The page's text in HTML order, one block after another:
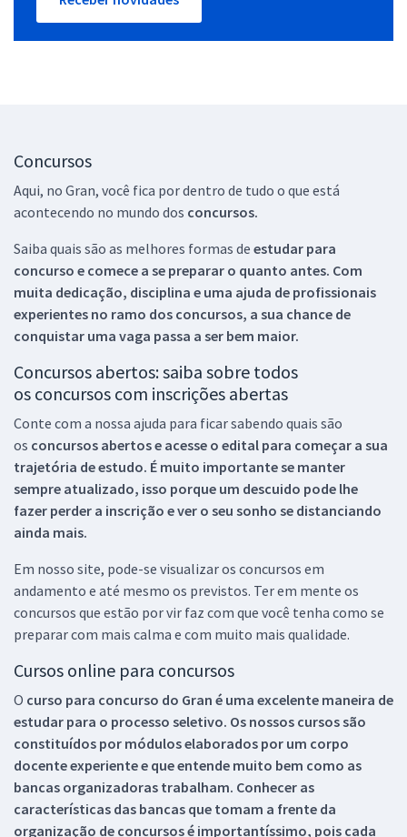
Concursos
Aqui, no Gran, você fica por dentro de tudo o que está
acontecendo no mundo dos concursos.
Saiba quais são as melhores formas de estudar para
concurso e comece a se preparar o quanto antes. Com
muita dedicação, disciplina e uma ajuda de profissionais
experientes no ramo dos concursos, a sua chance de
conquistar uma vaga passa a ser bem maior.
Concursos abertos: saiba sobre todos
os concursos com inscrições abertas
Conte com a nossa ajuda para ficar sabendo quais são
os concursos abertos e acesse o edital para começar a sua
trajetória de estudo. É muito importante se manter
sempre atualizado, isso porque um descuido pode lhe
fazer perder a inscrição e ver o seu sonho se distanciando
ainda mais.
Em nosso site, pode-se visualizar os concursos em
andamento e até mesmo os previstos. Ter em mente os
concursos que estão por vir faz com que você tenha como se
preparar com mais calma e com muito mais qualidade.
Cursos online para concursos
O curso para concurso do Gran é uma excelente maneira de
estudar para o processo seletivo. Os nossos cursos são
constituídos por módulos elaborados por um corpo
docente experiente e que entende muito bem como as
bancas organizadoras trabalham. Conhecer as
características das bancas que tomam a frente da
organização de concursos é importantíssimo, pois cada